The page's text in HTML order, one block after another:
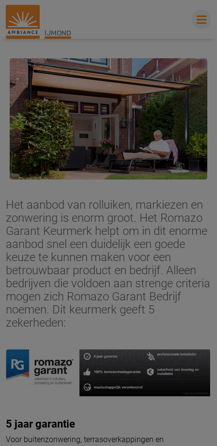
IJMOND
Het aanbod van rolluiken, markiezen en
zonwering is enorm groot. Het Romazo
Garant Keurmerk helpt om in dit enorme
aanbod snel een duidelijk een goede
keuze te kunnen maken voor een
betrouwbaar product en bedrijf. Alleen
bedrijven die voldoen aan strenge criteria
mogen zich Romazo Garant Bedrijf
noemen. Dit keurmerk geeft 5
zekerheden:
5 jaar garantie
Voor buitenzonwering, terrasoverkappingen en